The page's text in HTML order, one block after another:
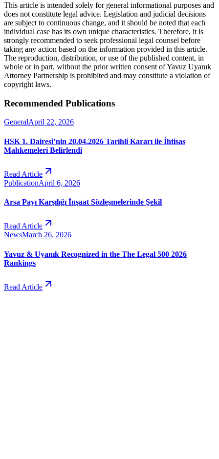
This article is intended solely for general informational purposes and
does not constitute legal advice. Legislation and judicial decisions
are subject to continuous change, and it should be noted that each
individual case has its own unique characteristics. Therefore, it is
strongly recommended to seek professional legal counsel before
taking any action based on the information provided in this article.
The reproduction, distribution, or use of the published content, in
whole or in part, without the prior written consent of Yavuz Uyanık
Attorney Partnership is prohibited and may constitute a violation of
copyright laws.
Recommended Publications
GeneralApril 22, 2026
HSK 1. Dairesi’nin 20.04.2026 Tarihli Kararı ile İhtisas
Mahkemeleri Belirlendi
Read Article
PublicationApril 6, 2026
Arsa Payı Karşılığı İnşaat Sözleşmelerinde Şekil
Read Article
NewsMarch 26, 2026
Yavuz & Uyanık Recognized in the The Legal 500 2026
Rankings
Read Article